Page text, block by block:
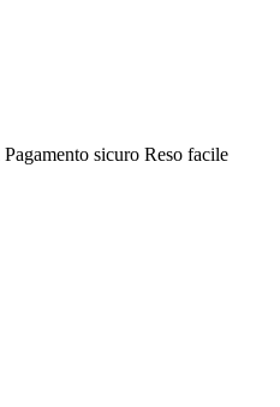
Pagamento sicuro Reso facile